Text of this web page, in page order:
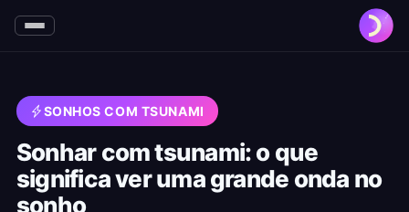
SONHOS COM TSUNAMI
Sonhar com tsunami: o que
significa ver uma grande onda no
sonho